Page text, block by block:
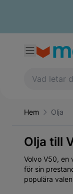
Hem Olja
Olja till
Volvo V50, en
för sin
populära
dess